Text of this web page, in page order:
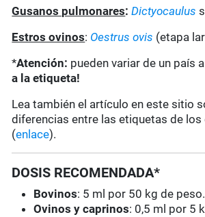
Gusanos pulmonares:Dictyocaulus
Estros ovinos: Oestrus ovis (etapa
*Atención: pueden variar de un país
a la etiqueta!
Lea también el artículo en este sitio
diferencias entre las etiquetas de
(enlace).
DOSIS RECOMENDADA*
Bovinos: 5 ml por 50 kg de peso.
Ovinos y caprinos: 0,5 ml por 5